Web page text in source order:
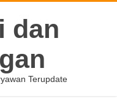
dan
Terupdate